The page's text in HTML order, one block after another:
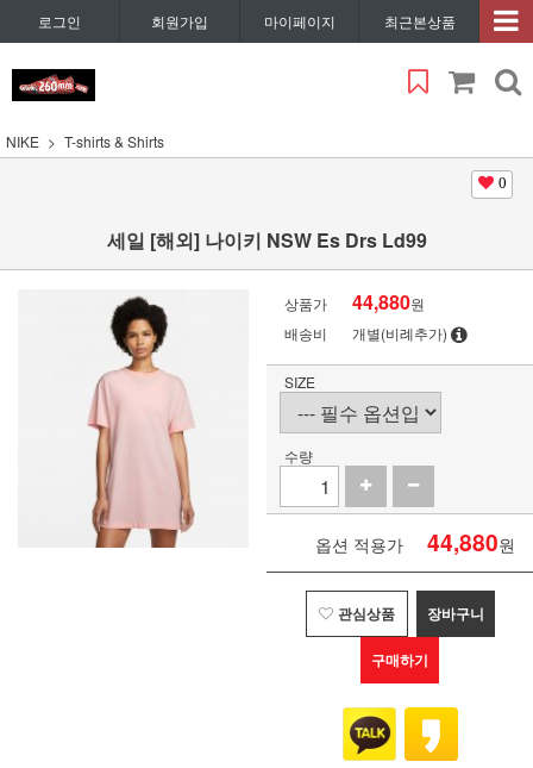
로그인 회원가입 마이페이지 최근본상품
NIKE T-shirts & Shirts
0
세일 [해외] 나이키 NSW Es Drs Ld99
상품가 44,880원
배송비
개별(비례추가)
SIZE
수량
옵션 적용가 44,880원
관심상품 장바구니
구매하기